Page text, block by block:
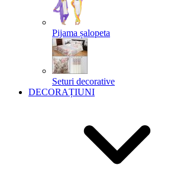
Pijama șalopeta
Seturi decorative
DECORAȚIUNI